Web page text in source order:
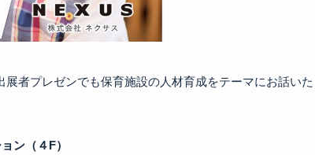
者プレゼンでも保育施設の人材育成をテーマにお話いた
ン（４F）